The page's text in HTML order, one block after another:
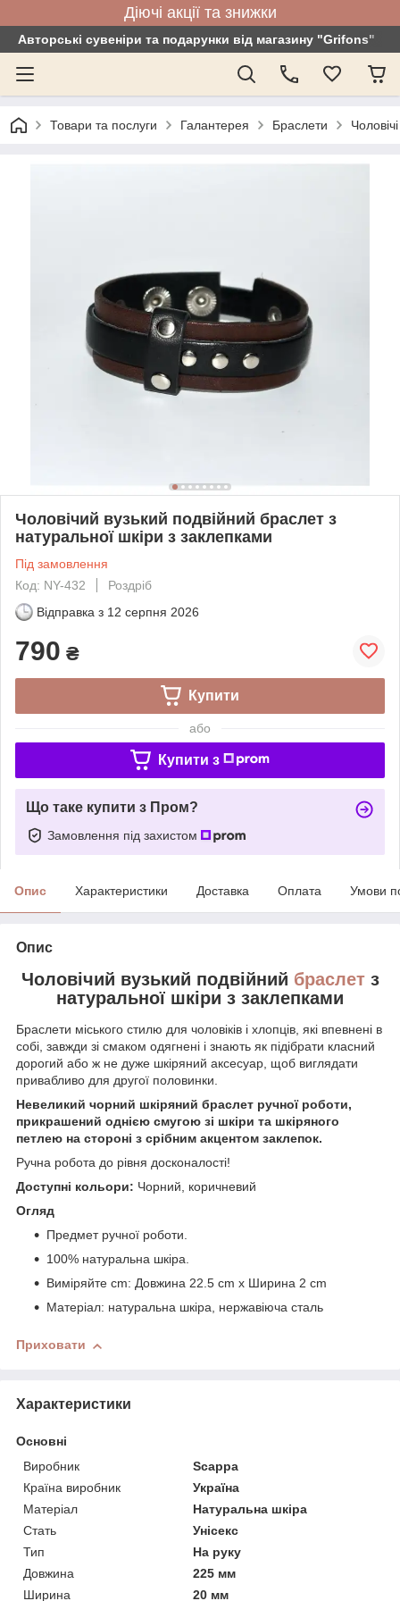
Діючі акції та знижки
Авторські сувеніри та подарунки від магазину "Grifons"
Товари та послуги Галантерея Браслети
Чоловічий вузький подвійний браслет з
натуральної шкіри з заклепками
Під замовлення
Код: NY-432
Роздріб
Відправка з 12 серпня 2026
790 ₴
Купити
або
Купити з
Що таке купити з Пром?
Замовлення під захистом
Опис Характеристики Доставка Оплата Умови
Опис
Чоловічий вузький подвійний браслетз
натуральної шкіри з заклепками
Браслети міського стилю для чоловіків і хлопців, які впевнені в
собі, завжди зі смаком одягнені і знають як підібрати класний
дорогий або ж не дуже шкіряний аксесуар, щоб виглядати
привабливо для другої половинки.
Невеликий чорний шкіряний браслет ручної роботи,
прикрашений однією смугою зі шкіри та шкіряного
петлею на стороні з срібним акцентом заклепок.
Ручна робота до рівня досконалості!
Доступні кольори: Чорний, коричневий
Огляд
Предмет ручної роботи.
100% натуральна шкіра.
Виміряйте cm: Довжина 22.5 cm x Ширина 2 cm
Матеріал: натуральна шкіра, нержавіюча сталь
Приховати
Характеристики
Основні
Виробник
Scappa
Країна виробник
Україна
Матеріал
Натуральна шкіра
Стать
Унісекс
Тип
На руку
Довжина
225 мм
Ширина
20 мм